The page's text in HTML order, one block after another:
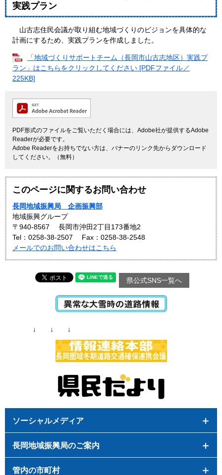
実践プラン
山古志住民会議が取り組む地域づくりのビジョンを具体的な
計画にするため、実践プランを作成しました。
「地域づくりサポートチーム（長岡市山古志地区）実践プ
ラン」はこちらをクリックしてください [PDFファイル／
225KB]
PDF形式のファイルをご覧いただく場合には、Adobe社が提供するAdobe
Readerが必要です。
Adobe Readerをお持ちでない方は、バナーのリンク先からダウンロード
してください。（無料）
このページに関するお問い合わせ
長岡地域振興局 企画振興部
地域振興グループ
〒940-8567
長岡市沖田2丁目173番地2
Tel：0258-38-2507
Fax：0258-38-2548
メールでのお問い合わせはこちら
県公式SNS一覧へ
↓ ↓ ↓
ソーシャルメディア
長岡地域振興局のご案内
管内の市町村